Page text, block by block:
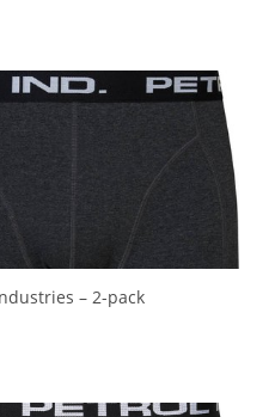
– 2-pack